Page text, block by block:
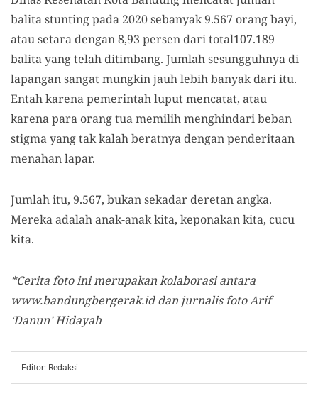
balita stunting pada 2020 sebanyak 9.567 orang bayi,
atau setara dengan 8,93 persen dari total107.189
balita yang telah ditimbang. Jumlah sesungguhnya di
lapangan sangat mungkin jauh lebih banyak dari itu.
Entah karena pemerintah luput mencatat, atau
karena para orang tua memilih menghindari beban
stigma yang tak kalah beratnya dengan penderitaan
menahan lapar.
Jumlah itu, 9.567, bukan sekadar deretan angka.
Mereka adalah anak-anak kita, keponakan kita, cucu
kita.
*Cerita foto ini merupakan kolaborasi antara
www.bandungbergerak.iddan jurnalis foto Arif
‘Danun’ Hidayah
Editor: Redaksi